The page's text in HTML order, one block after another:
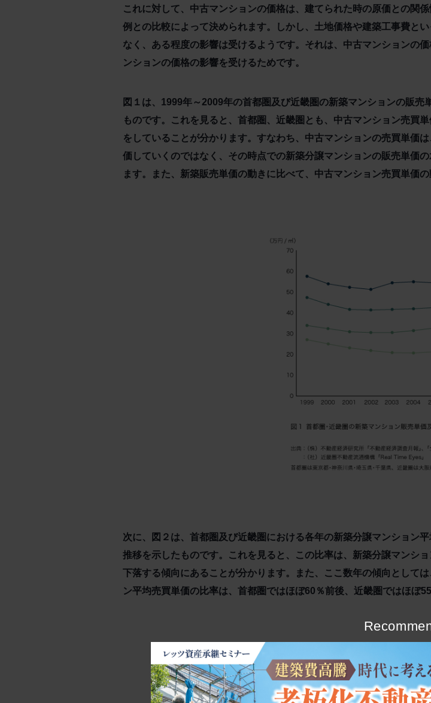
これに対して、中古マンションの価格は、建てられた時の原価との関
例との比較によって決められます。しかし、土地価格や建築工事費と
なく、ある程度の影響は受けるようです。それは、中古マンションの
ンションの価格の影響を受けるためです。
図１は、1999年～2009年の首都圏及び近畿圏の新築マンションの販
ものです。これを見ると、首都圏、近畿圏とも、中古マンション売買
をしていることが分かります。すなわち、中古マンションの売買単価
価していくのではなく、その時点での新築分譲マンションの販売単価
ます。また、新築販売単価の動きに比べて、中古マンション売買単価
次に、図２は、首都圏及び近畿圏における各年の新築分譲マンション
推移を示したものです。これを見ると、この比率は、新築分譲マンシ
下落する傾向にあることが分かります。また、ここ数年の傾向として
ン平均売買単価の比率は、首都圏ではほぼ60％前後、近畿圏ではほぼ